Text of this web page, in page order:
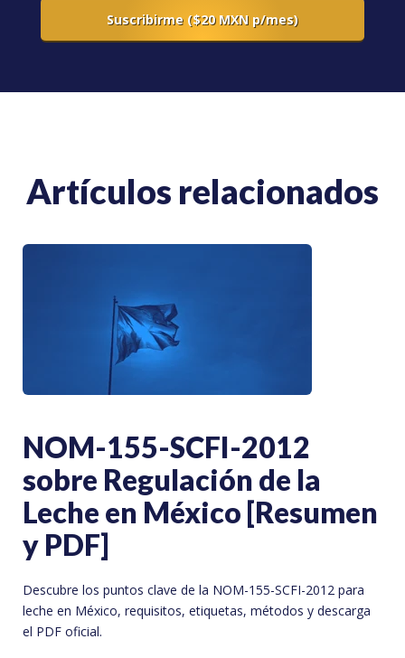
Artículos relacionados
NOM-155-SCFI-2012
sobre Regulación de la
Leche en México [Resumen
y PDF]
Descubre los puntos clave de la NOM-155-SCFI-2012 para
leche en México, requisitos, etiquetas, métodos y descarga
el PDF oficial.